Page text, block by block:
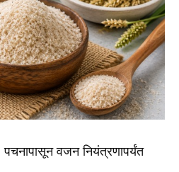
वजन नियंत्रणापर्यंत